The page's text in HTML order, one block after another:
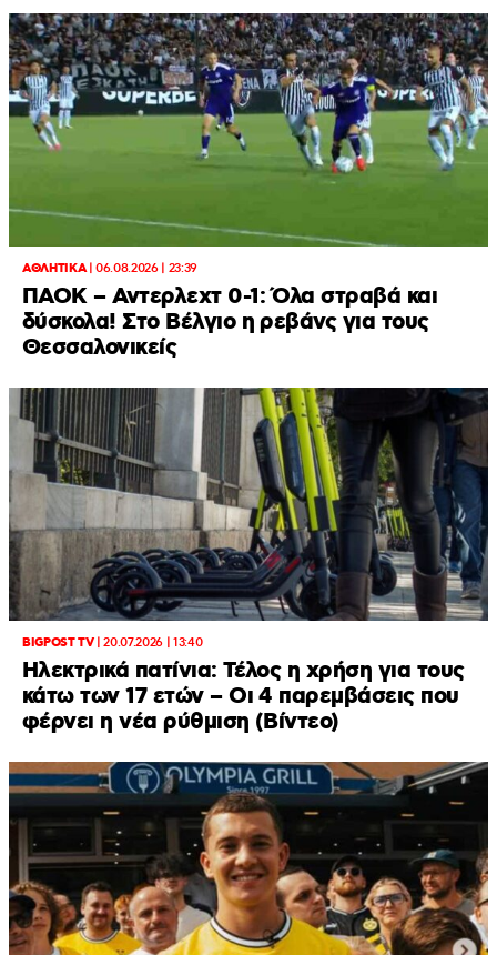
ΑΘΛΗΤΙΚΑ|06.08.2026 | 23:39
ΠΑΟΚ – Αντερλεχτ 0-1: Όλα στραβά και
δύσκολα! Στο Βέλγιο η ρεβάνς για τους
Θεσσαλονικείς
BIGPOST TV|20.07.2026 | 13:40
Ηλεκτρικά πατίνια: Τέλος η χρήση για τους
κάτω των 17 ετών – Οι 4 παρεμβάσεις που
φέρνει η νέα ρύθμιση (Βίντεο)